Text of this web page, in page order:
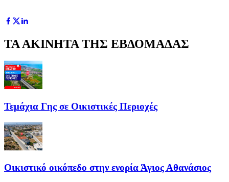
ΤΑ ΑΚΙΝΗΤΑ ΤΗΣ ΕΒΔΟΜΑΔΑΣ
Τεμάχια Γης σε Οικιστικές Περιοχές
Οικιστικό οικόπεδο στην ενορία Άγιος Αθανάσιος